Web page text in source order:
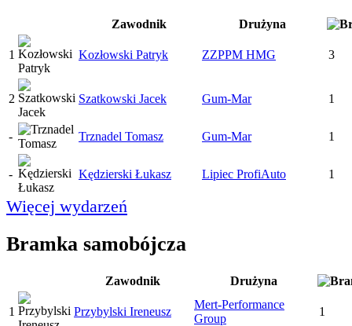
Zawodnik Drużyna
1 Kozłowski Patryk ZZPPM HMG 3
2 Szatkowski Jacek Gum-Mar 1
- Trznadel Tomasz Gum-Mar 1
- Kędzierski Łukasz Lipiec ProfiAuto 1
Więcej wydarzeń
Bramka samobójcza
Zawodnik Drużyna
1 Przybylski Ireneusz
Mert-Performance
Group
1